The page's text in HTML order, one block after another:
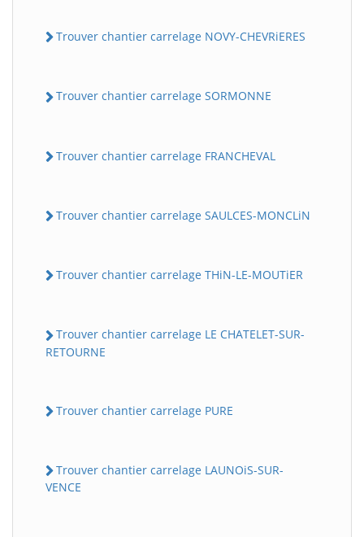
Trouver chantier carrelage NOVY-CHEVRiERES
Trouver chantier carrelage SORMONNE
Trouver chantier carrelage FRANCHEVAL
Trouver chantier carrelage SAULCES-MONCLiN
Trouver chantier carrelage THiN-LE-MOUTiER
Trouver chantier carrelage LE CHATELET-SUR-
RETOURNE
Trouver chantier carrelage PURE
Trouver chantier carrelage LAUNOiS-SUR-
VENCE